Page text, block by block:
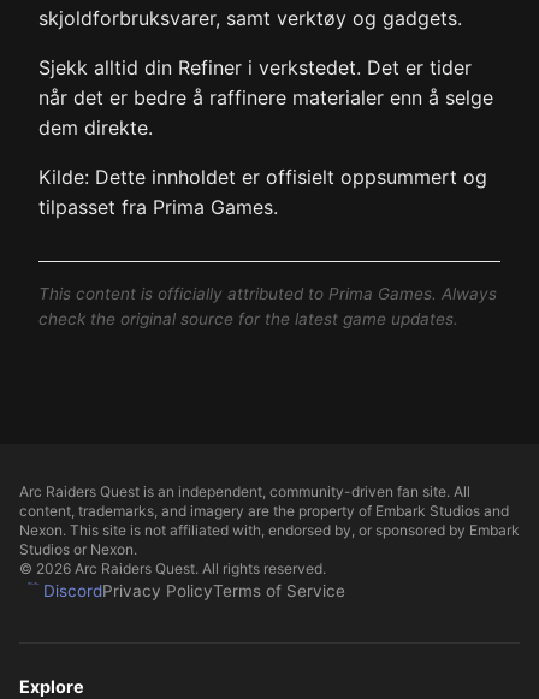
skjoldforbruksvarer, samt verktøy og gadgets.
Sjekk alltid din Refiner i verkstedet. Det er tider
når det er bedre å raffinere materialer enn å selge
dem direkte.
Kilde: Dette innholdet er offisielt oppsummert og
tilpasset fra Prima Games.
This content is officially attributed to Prima Games. Always
check the original source for the latest game updates.
Arc Raiders Quest is an independent, community-driven fan site. All
content, trademarks, and imagery are the property of Embark Studios and
Nexon. This site is not affiliated with, endorsed by, or sponsored by Embark
Studios or Nexon.
© 2026 Arc Raiders Quest. All rights reserved.
DiscordPrivacy PolicyTerms of Service
Explore